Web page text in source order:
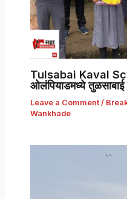
Tulsabai Kaval
ओलंपियाडमध्ये तुळसाबाई
Leave a Comment /
Wankhade